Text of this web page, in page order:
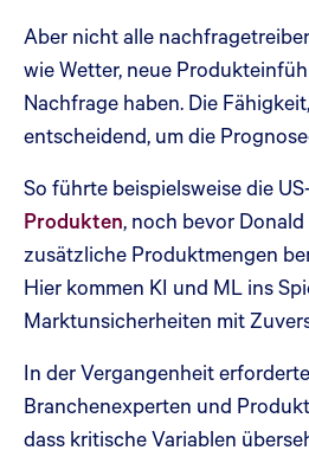
Aber nicht alle
wie Wetter, neue
Nachfrage haben. Die
entscheidend, um die
So führte beispielsweise die
Produkten, noch bevor
zusätzliche Produktmengen
Hier kommen KI und ML ins
Marktunsicherheiten mit
In der Vergangenheit
Branchenexperten und
dass kritische Variablen